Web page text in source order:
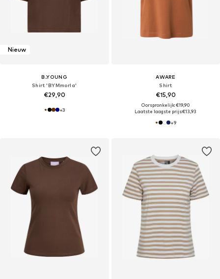
Nieuw
B.YOUNG
Shirt 'BYMmorla'
€29,90
+3
AWARE
Shirt
€15,90
Oorspronkelijk: €19,90
Laatste laagste prijs:€13,93
+9